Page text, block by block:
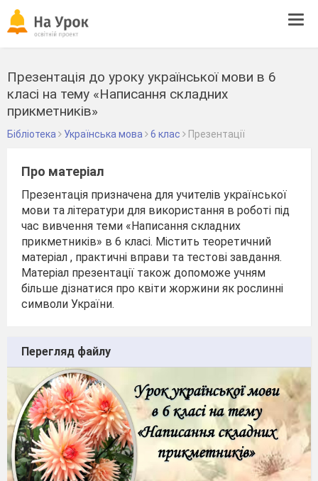
Презентація до уроку української мови в 6
класі на тему «Написання складних
прикметників»
Бібліотека Українська мова 6 клас Презентації
Про матеріал
Презентація призначена для учителів української
мови та літератури для використання в роботі під
час вивчення теми «Написання складних
прикметників» в 6 класі. Містить теоретичний
матеріал , практичні вправи та тестові завдання.
Матеріал презентації також допоможе учням
більше дізнатися про квіти жоржини як рослинні
символи України.
Перегляд файлу